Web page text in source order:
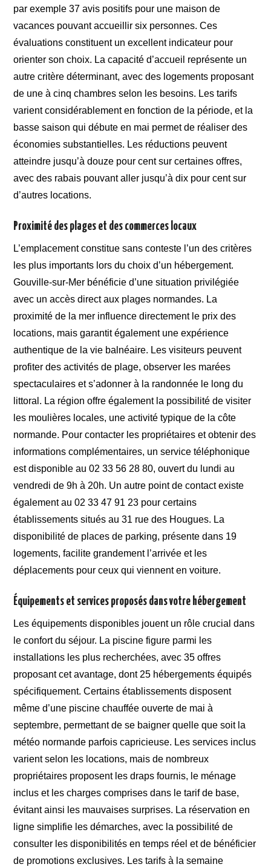
par exemple 37 avis positifs pour une maison de
vacances pouvant accueillir six personnes. Ces
évaluations constituent un excellent indicateur pour
orienter son choix. La capacité d’accueil représente un
autre critère déterminant, avec des logements proposant
de une à cinq chambres selon les besoins. Les tarifs
varient considérablement en fonction de la période, et la
basse saison qui débute en mai permet de réaliser des
économies substantielles. Les réductions peuvent
atteindre jusqu’à douze pour cent sur certaines offres,
avec des rabais pouvant aller jusqu’à dix pour cent sur
d’autres locations.
Proximité des plages et des commerces locaux
L’emplacement constitue sans conteste l’un des critères
les plus importants lors du choix d’un hébergement.
Gouville-sur-Mer bénéficie d’une situation privilégiée
avec un accès direct aux plages normandes. La
proximité de la mer influence directement le prix des
locations, mais garantit également une expérience
authentique de la vie balnéaire. Les visiteurs peuvent
profiter des activités de plage, observer les marées
spectaculaires et s’adonner à la randonnée le long du
littoral. La région offre également la possibilité de visiter
les moulières locales, une activité typique de la côte
normande. Pour contacter les propriétaires et obtenir des
informations complémentaires, un service téléphonique
est disponible au 02 33 56 28 80, ouvert du lundi au
vendredi de 9h à 20h. Un autre point de contact existe
également au 02 33 47 91 23 pour certains
établissements situés au 31 rue des Hougues. La
disponibilité de places de parking, présente dans 19
logements, facilite grandement l’arrivée et les
déplacements pour ceux qui viennent en voiture.
Équipements et services proposés dans votre hébergement
Les équipements disponibles jouent un rôle crucial dans
le confort du séjour. La piscine figure parmi les
installations les plus recherchées, avec 35 offres
proposant cet avantage, dont 25 hébergements équipés
spécifiquement. Certains établissements disposent
même d’une piscine chauffée ouverte de mai à
septembre, permettant de se baigner quelle que soit la
météo normande parfois capricieuse. Les services inclus
varient selon les locations, mais de nombreux
propriétaires proposent les draps fournis, le ménage
inclus et les charges comprises dans le tarif de base,
évitant ainsi les mauvaises surprises. La réservation en
ligne simplifie les démarches, avec la possibilité de
consulter les disponibilités en temps réel et de bénéficier
de promotions exclusives. Les tarifs à la semaine